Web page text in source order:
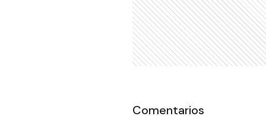
Comentarios